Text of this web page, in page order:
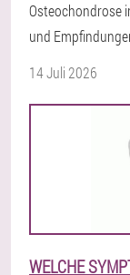
Osteochondrose
und
14 Juli 2026
WELCHE